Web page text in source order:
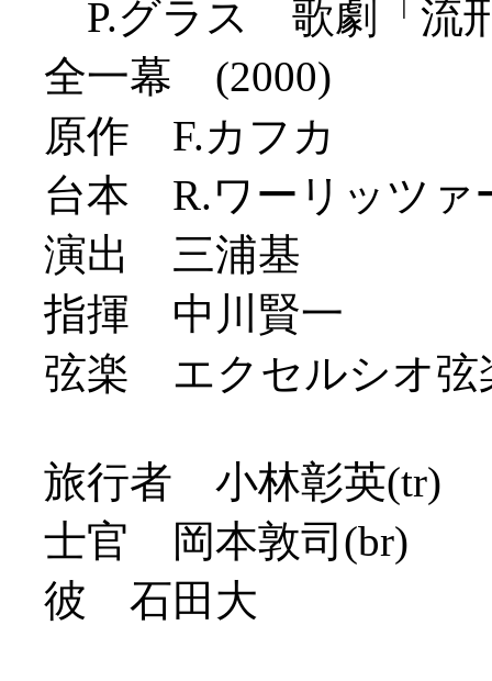
P.グラス 歌劇「流刑
全一幕 (2000)
原作 F.カフカ
台本 R.ワーリッツァ
演出 三浦基
指揮 中川賢一
弦楽 エクセルシオ弦
旅行者 小林彰英(tr)
士官 岡本敦司(br)
彼 石田大